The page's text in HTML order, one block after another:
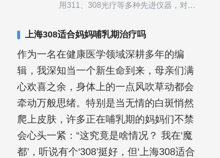
用311、308光疗等多种先进仪器，对不
其对女性银屑病、顽固性银屑病、全身
验。
上海308适合妈妈哺乳期治疗吗
作为一名在健康医学领域深耕多年的编
辑，我深知当一个新生命到来，母亲们满
心欢喜之余，身体上的一点风吹草动都会
牵动万般思绪。特别是当无情的白斑悄然
爬上皮肤，许多正在哺乳期的妈妈们不禁
会心头一紧：“这究竟是啥情况？ 我在‘魔
都’，听说有个‘308’挺好，但‘上海308适合